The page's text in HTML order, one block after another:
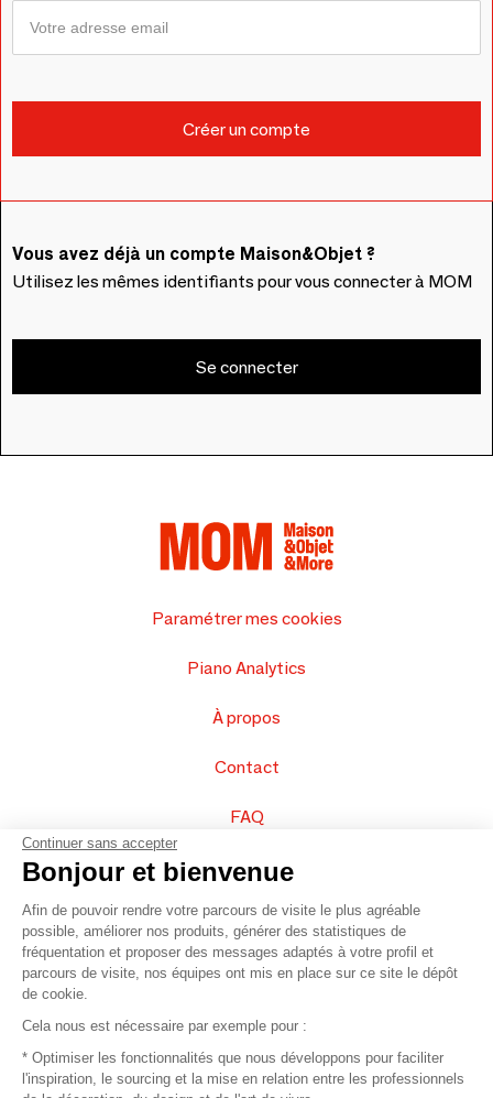
Vous avez déjà un compte Maison&Objet ?
Utilisez les mêmes identifiants pour vous connecter à MOM
Se connecter
Paramétrer mes cookies
Piano Analytics
À propos
Contact
FAQ
Vendez vos produits
Plan du site
© 2016 –Organisation SAFI
Recrutement
Continuer sans accepter
Bonjour et bienvenue
Afin de pouvoir rendre votre parcours de visite le plus agréable
possible, améliorer nos produits, générer des statistiques de
fréquentation et proposer des messages adaptés à votre profil et
parcours de visite, nos équipes ont mis en place sur ce site le dépôt
de cookie.
Cela nous est nécessaire par exemple pour :
* Optimiser les fonctionnalités que nous développons pour faciliter
l'inspiration, le sourcing et la mise en relation entre les professionnels